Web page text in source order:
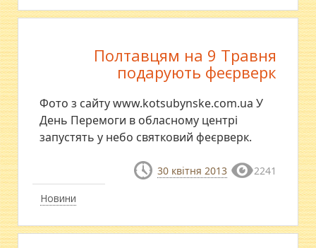
Новини
Полтавцям на 9 Травня
подарують феєрверк
Фото з сайту www.kotsubynske.com.ua У
День Перемоги в обласному центрі
запустять у небо святковий феєрверк.
30 квітня 2013 2241